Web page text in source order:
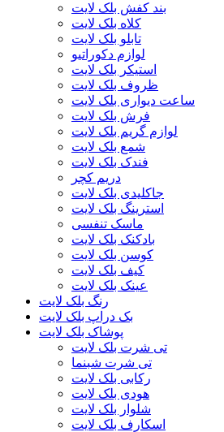
بند کفش بلک لایت
کلاه بلک لایت
تابلو بلک لایت
لوازم دکوراتیو
استیکر بلک لایت
ظروف بلک لایت
ساعت دیواری بلک لایت
فرش بلک لایت
لوازم گریم بلک لایت
شمع بلک لایت
فندک بلک لایت
دریم کچر
جاکلیدی بلک لایت
استرینگ بلک لایت
ماسک تنفسی
بادکنک بلک لایت
کوسن بلک لایت
کیف بلک لایت
عینک بلک لایت
رنگ بلک لایت
بک دراپ بلک لایت
پوشاک بلک لایت
تی شرت بلک لایت
تی شرت شبنما
رکابی بلک لایت
هودی بلک لایت
شلوار بلک لایت
اسکارف بلک لایت